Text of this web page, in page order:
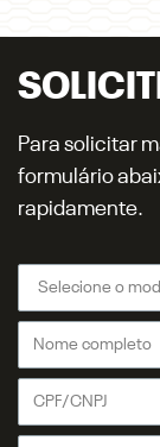
Para solicitar
formulário
rapidamente.